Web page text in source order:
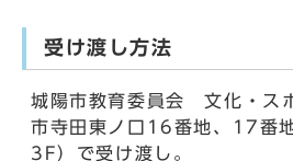
受け渡し方法
城陽市教育委員会 文化・ス
市寺田東ノ口16番地、17番
3F）で受け渡し。